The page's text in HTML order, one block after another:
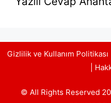
Gizlilik ve Kullanım Politikası
© All Rights Reserved